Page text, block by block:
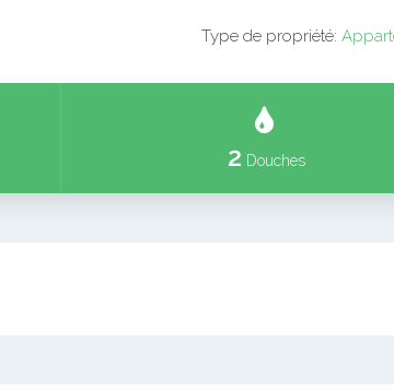
Type de propriété:
2 Douches